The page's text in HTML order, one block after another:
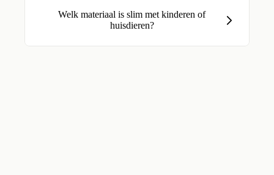
Welk materiaal is slim met kinderen of
huisdieren?